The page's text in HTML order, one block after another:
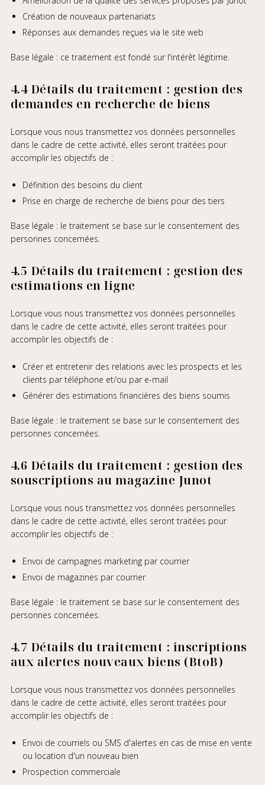
Création de nouveaux partenariats
Réponses aux demandes reçues via le site web
Base légale : ce traitement est fondé sur l'intérêt légitime.
4.4 Détails du traitement : gestion des
demandes en recherche de biens
Lorsque vous nous transmettez vos données personnelles
dans le cadre de cette activité, elles seront traitées pour
accomplir les objectifs de :
Définition des besoins du client
Prise en charge de recherche de biens pour des tiers
Base légale : le traitement se base sur le consentement des
personnes concernées.
4.5 Détails du traitement : gestion des
estimations en ligne
Lorsque vous nous transmettez vos données personnelles
dans le cadre de cette activité, elles seront traitées pour
accomplir les objectifs de :
Créer et entretenir des relations avec les prospects et les
clients par téléphone et/ou par e-mail
Générer des estimations financières des biens soumis
Base légale : le traitement se base sur le consentement des
personnes concernées.
4.6 Détails du traitement : gestion des
souscriptions au magazine Junot
Lorsque vous nous transmettez vos données personnelles
dans le cadre de cette activité, elles seront traitées pour
accomplir les objectifs de :
Envoi de campagnes marketing par courrier
Envoi de magazines par courrier
Base légale : le traitement se base sur le consentement des
personnes concernées.
4.7 Détails du traitement : inscriptions
aux alertes nouveaux biens (BtoB)
Lorsque vous nous transmettez vos données personnelles
dans le cadre de cette activité, elles seront traitées pour
accomplir les objectifs de :
Envoi de courriels ou SMS d'alertes en cas de mise en vente
ou location d'un nouveau bien
Prospection commerciale